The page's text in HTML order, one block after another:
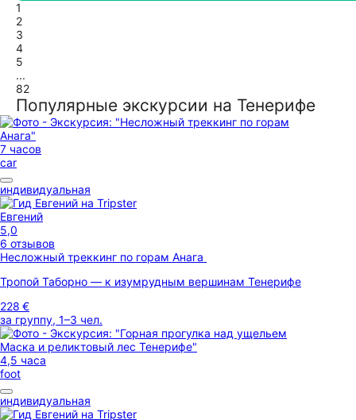
1
2
3
4
5
...
82
Популярные экскурсии на Тенерифе
7 часов
car
индивидуальная
Евгений
5,0
6 отзывов
Несложный треккинг по горам Анага
Тропой Таборно — к изумрудным вершинам Тенерифе
228 €
за группу, 1–3 чел.
4,5 часа
foot
индивидуальная